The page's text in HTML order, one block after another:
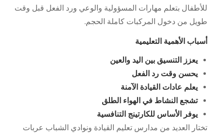
للأطفال بتعلم مهارات المسؤولية والوعي ورد الفعل قبل وقت
طويل من دخول المركبات كاملة الحجم.
أسباب الأهمية التعليمية
يعزز التنسيق بين اليد والعين
يحسن وقت رد الفعل
يعلم عادات القيادة الآمنة
تشجع النشاط في الهواء الطلق
يوفر الأساس للكارتينج التنافسية
تختار العديد من مدارس تعليم القيادة ونوادي الشباب عربات